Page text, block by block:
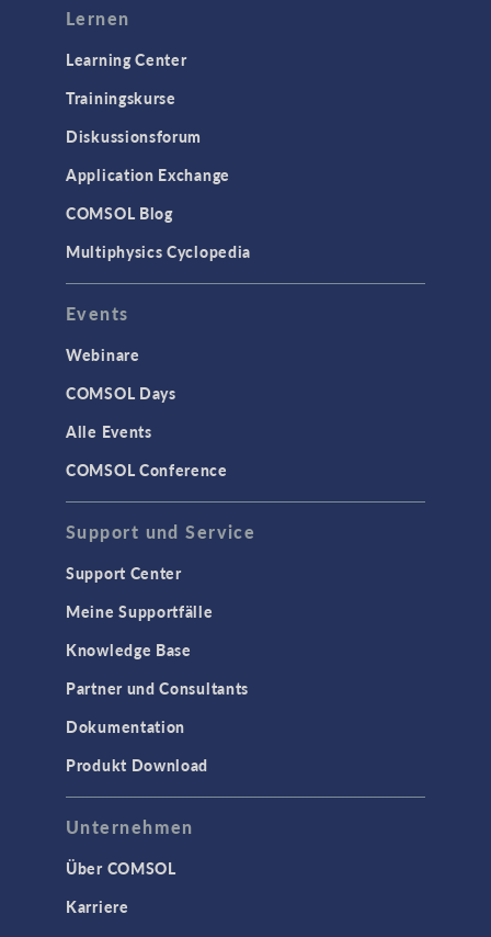
Lernen
Learning Center
Trainingskurse
Diskussionsforum
Application Exchange
COMSOL Blog
Multiphysics Cyclopedia
Events
Webinare
COMSOL Days
Alle Events
COMSOL Conference
Support und Service
Support Center
Meine Supportfälle
Knowledge Base
Partner und Consultants
Dokumentation
Produkt Download
Unternehmen
Über COMSOL
Karriere